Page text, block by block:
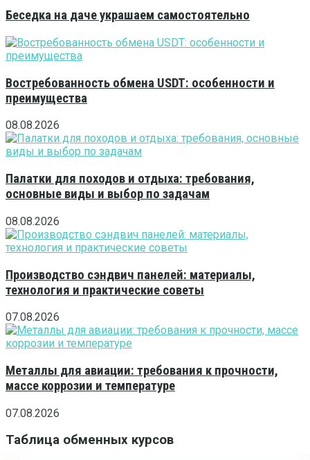
Беседка на даче украшаем самостоятельно
Востребованность обмена USDT: особенности и
преимущества
08.08.2026
Палатки для походов и отдыха: требования,
основные виды и выбор по задачам
08.08.2026
Производство сэндвич панелей: материалы,
технология и практические советы
07.08.2026
Металлы для авиации: требования к прочности,
массе коррозии и температуре
07.08.2026
Таблица обменных курсов